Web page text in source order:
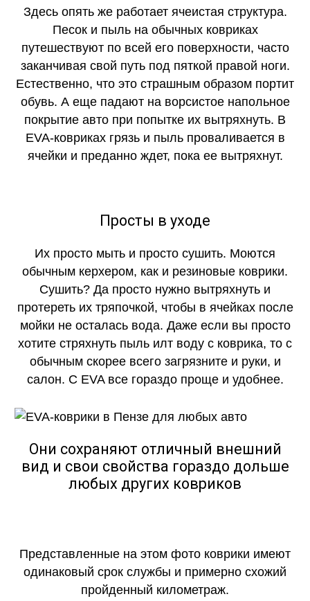
Здесь опять же работает ячеистая структура.
Песок и пыль на обычных ковриках
путешествуют по всей его поверхности, часто
заканчивая свой путь под пяткой правой ноги.
Естественно, что это страшным образом портит
обувь. А еще падают на ворсистое напольное
покрытие авто при попытке их вытряхнуть. В
EVA-ковриках грязь и пыль проваливается в
ячейки и преданно ждет, пока ее вытряхнут.
Просты в уходе
Их просто мыть и просто сушить. Моются
обычным керхером, как и резиновые коврики.
Сушить? Да просто нужно вытряхнуть и
протереть их тряпочкой, чтобы в ячейках после
мойки не осталась вода. Даже если вы просто
хотите стряхнуть пыль илт воду с коврика, то с
обычным скорее всего загрязните и руки, и
салон. С EVA все гораздо проще и удобнее.
Они сохраняют отличный внешний
вид и свои свойства гораздо дольше
любых других ковриков
Представленные на этом фото коврики имеют
одинаковый срок службы и примерно схожий
пройденный километраж.